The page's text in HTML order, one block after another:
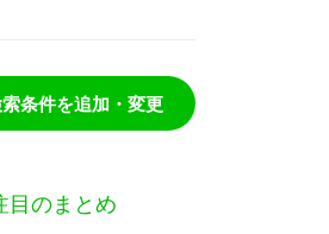
条件を追加・変更
目のまとめ